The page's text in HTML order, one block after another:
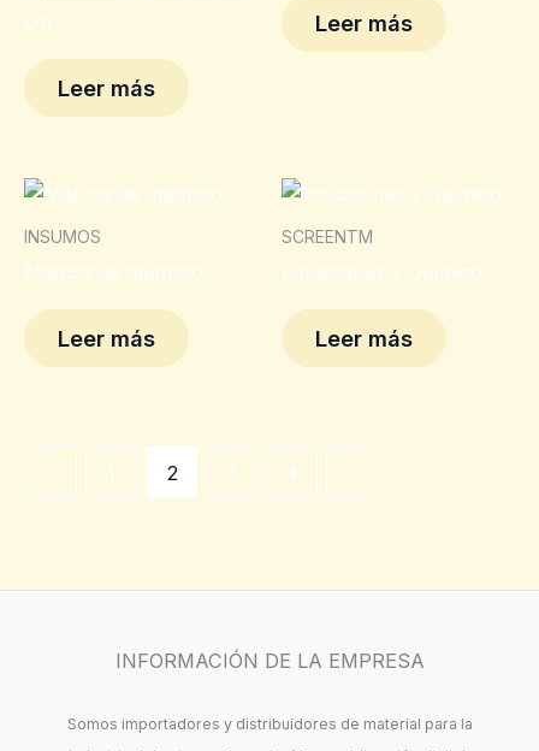
cm
Leer más
Leer más
INSUMOS
Marcos de aluminio
Leer más
SCREENTM
Emulsiones y Químicos
Leer más
← 1 2 3 4 →
INFORMACIÓN DE LA EMPRESA
Somos importadores y distribuidores de material para la